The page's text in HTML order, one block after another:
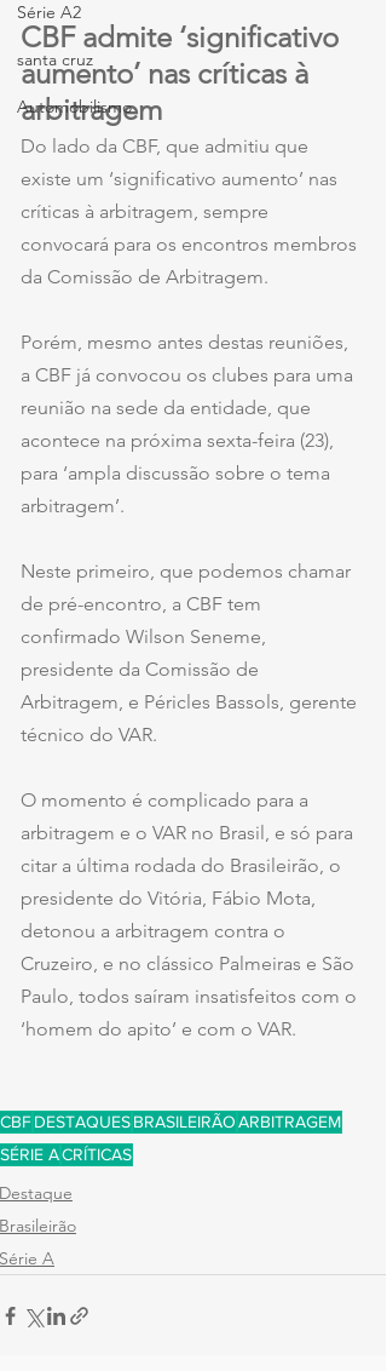
Série A2
santa cruz
Automobilismo
CBF admite ‘significativo
aumento’ nas críticas à
arbitragem
Do lado da CBF, que admitiu que
existe um ‘significativo aumento’ nas
críticas à arbitragem, sempre
convocará para os encontros membros
da Comissão de Arbitragem.
Porém, mesmo antes destas reuniões,
a CBF já convocou os clubes para uma
reunião na sede da entidade, que
acontece na próxima sexta-feira (23),
para ‘ampla discussão sobre o tema
arbitragem’.
Neste primeiro, que podemos chamar
de pré-encontro, a CBF tem
confirmado Wilson Seneme,
presidente da Comissão de
Arbitragem, e Péricles Bassols, gerente
técnico do VAR.
O momento é complicado para a
arbitragem e o VAR no Brasil, e só para
citar a última rodada do Brasileirão, o
presidente do Vitória, Fábio Mota,
detonou a arbitragem contra o
Cruzeiro, e no clássico Palmeiras e São
Paulo, todos saíram insatisfeitos com o
‘homem do apito’ e com o VAR.
CBFDESTAQUESBRASILEIRÃOARBITRAGEM
SÉRIE ACRÍTICAS
Destaque
Brasileirão
Série A